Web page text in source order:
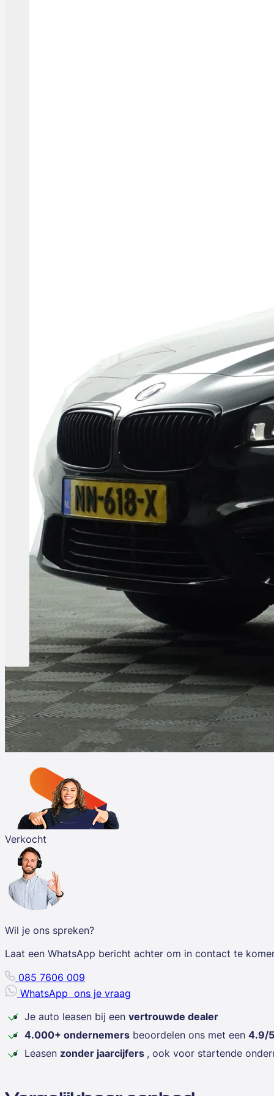
Verkocht
Wil je ons spreken?
Laat een WhatsApp bericht achter om in contact te
085 7606 009
WhatsApp ons je vraag
Je auto leasen bij een vertrouwde dealer
4.000+ ondernemers beoordelen ons met een 4.9/5
Leasen zonder jaarcijfers , ook voor startende